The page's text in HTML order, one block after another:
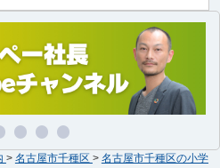
> 名古屋市千種区 > 名古屋市千種区の小学